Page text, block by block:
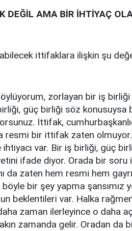
DEĞİL AMA BİR İHTİYAÇ
ittifaklara ilişkin şu
zorlayan bir iş
güç birliği söz konusuysa
İttifak,
resmi bir ittifak zaten
var. Bir iş birliği, güç
ifade diyor. Orada bir soru
da zaten hem resmi hem
bir şey yapma şansımız
beklentileri var. Halka
zaman ilerleyince o daha
zamanda gelir. Oradan